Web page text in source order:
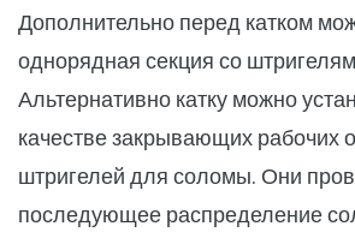
Дополнительно перед катком
однорядная секция со
Альтернативно катку можно
качестве закрывающих рабочих
штригелей для соломы. Они
последующее распределение